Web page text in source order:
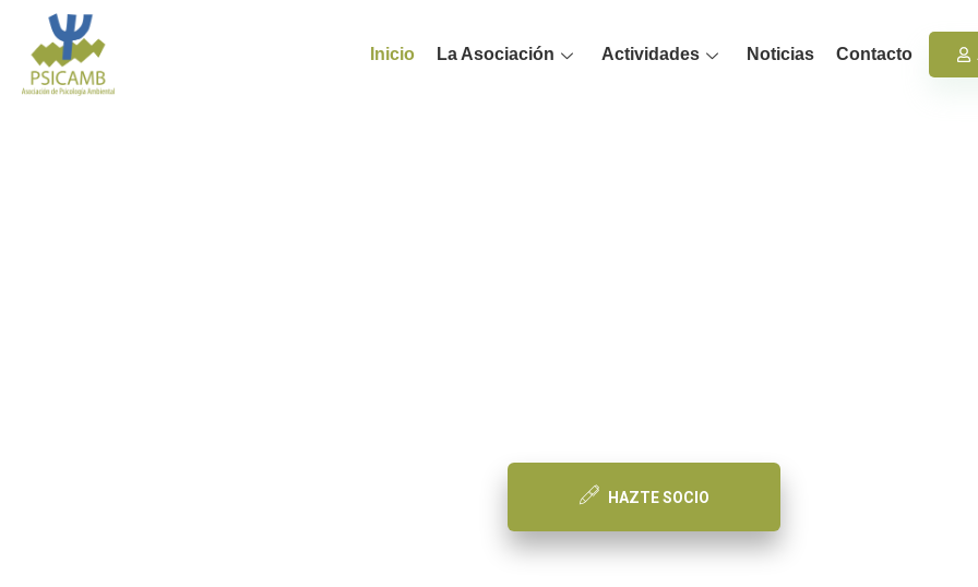
Inicio La Asociación Actividades Noticias Contacto
HAZTE SOCIO